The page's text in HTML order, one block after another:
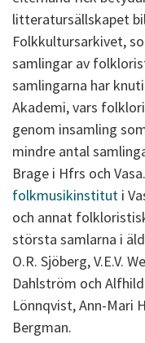
litteratursällskapet
Folkkultursarkivet,
samlingar av
samlingarna har
Akademi, vars
genom insamling
mindre antal
Brage i Hfrs och
folkmusikinstitut i
och annat
största samlarna i
O.R. Sjöberg, V.E.V.
Dahlström och
Lönnqvist, Ann-Mari
Bergman.